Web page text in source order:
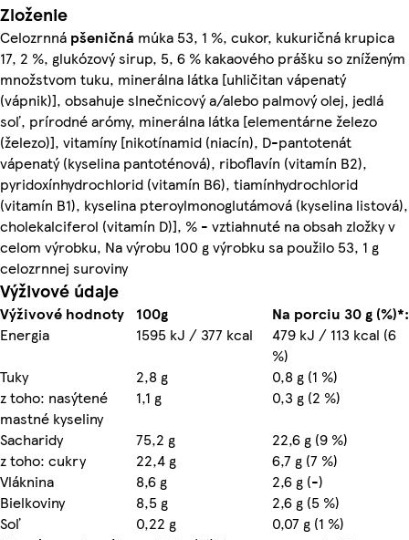
Zloženie
Celozrnná pšeničná múka 53, 1 %, cukor, kukuričná krupica
17, 2 %, glukózový sirup, 5, 6 % kakaového prášku so zníženým
množstvom tuku, minerálna látka [uhličitan vápenatý
(vápnik)], obsahuje slnečnicový a/alebo palmový olej, jedlá
soľ, prírodné arómy, minerálna látka [elementárne železo
(železo)], vitamíny [nikotínamid (niacín), D-pantotenát
vápenatý (kyselina pantoténová), riboflavín (vitamín B2),
pyridoxínhydrochlorid (vitamín B6), tiamínhydrochlorid
(vitamín B1), kyselina pteroylmonoglutámová (kyselina listová),
cholekalciferol (vitamín D)], % - vztiahnuté na obsah zložky v
celom výrobku, Na výrobu 100 g výrobku sa použilo 53, 1 g
celozrnnej suroviny
Výživové údaje
Výživové hodnoty 100g
Na porciu 30 g (%)*:
Energia
1595 kJ / 377 kcal
479 kJ / 113 kcal (6
%)
Tuky
2,8 g
0,8 g (1 %)
z toho: nasýtené
mastné kyseliny
1,1 g
0,3 g (2 %)
Sacharidy
75,2 g
22,6 g (9 %)
z toho: cukry
22,4 g
6,7 g (7 %)
Vláknina
8,6 g
2,6 g (-)
Bielkoviny
8,5 g
2,6 g (5 %)
Soľ
0,22 g
0,07 g (1 %)